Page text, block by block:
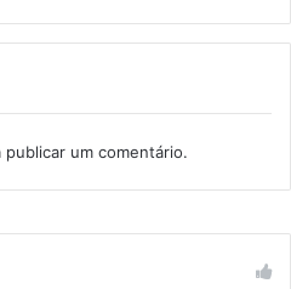
publicar um comentário.